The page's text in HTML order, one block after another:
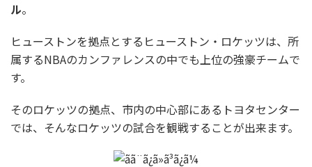
ル。
ヒューストンを拠点とするヒューストン・ロケッツは、所
属するNBAのカンファレンスの中でも上位の強豪チームで
す。
そのロケッツの拠点、市内の中心部にあるトヨタセンター
では、そんなロケッツの試合を観戦することが出来ます。